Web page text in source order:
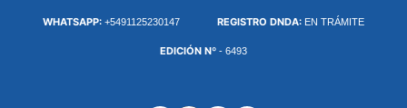
WHATSAPP: +5491125230147 REGISTRO DNDA: EN TRÁMITE
EDICIÓN Nº - 6493